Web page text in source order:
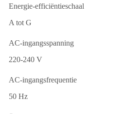
Energie-efficiëntieschaal
A tot G
AC-ingangsspanning
220-240 V
AC-ingangsfrequentie
50 Hz